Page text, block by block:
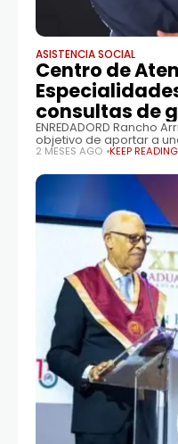
ASISTENCIA SOCIAL
Centro de
consultas de
ENREDADORD Rancho
objetivo de aportar a
personas de la tercera
2 MESES AGO KEEP READING